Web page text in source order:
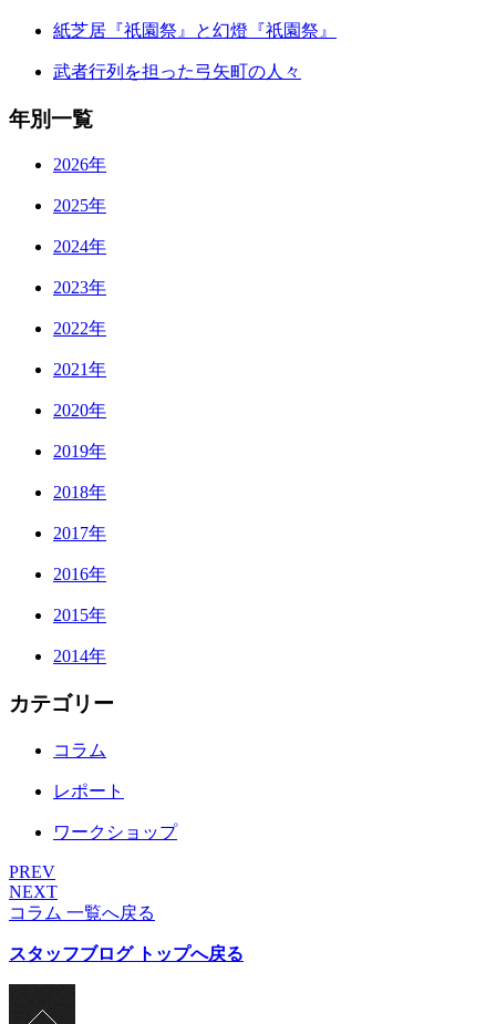
紙芝居『祇園祭』と幻燈『祇園祭』
武者行列を担った弓矢町の人々
年別一覧
2026年
2025年
2024年
2023年
2022年
2021年
2020年
2019年
2018年
2017年
2016年
2015年
2014年
カテゴリー
コラム
レポート
ワークショップ
PREV
NEXT
コラム 一覧へ戻る
スタッフブログ トップへ戻る